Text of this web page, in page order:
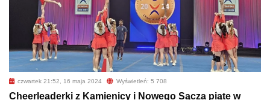
czwartek 21:52, 16 maja 2024 Wyświetleń: 5 708
Cheerleaderki z Kamienicy i Nowego Sącza piąte w